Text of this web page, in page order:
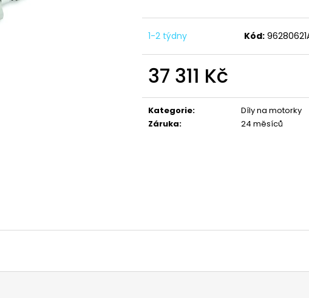
1-2 týdny Kód:
37 311 Kč
cena:
Kategorie:
Díly na motorky
Záruka: 24 měsíců
DC SPEED BÍLO-ČERNÉ
TRIČKO DC SPEED